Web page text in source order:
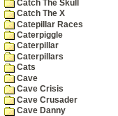
Catch The Skull
Catch The X
Catepillar Races
Caterpiggle
Caterpillar
Caterpillars
Cats
Cave
Cave Crisis
Cave Crusader
Cave Danny